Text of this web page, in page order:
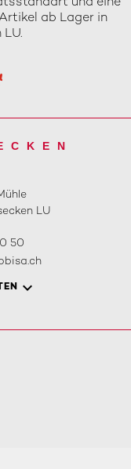
und eine
ab Lager in
LU.
LU
50